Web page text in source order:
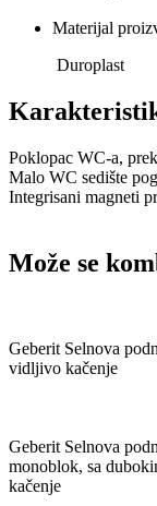
Materijal
Duroplast
Poklopac WC-a,
Malo WC sedište
Integrisani magneti
Može se
Geberit Selnova
vidljivo kačenje
Geberit Selnova
monoblok, sa
kačenje